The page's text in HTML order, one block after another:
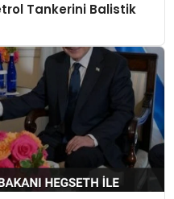
Tankerini Balistik